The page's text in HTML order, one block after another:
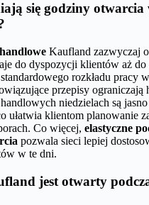
się godziny otwarcia
Kaufland zazwyczaj
do dyspozycji klientów aż do
rozkładu pracy
przepisy ograniczają
niedzielach są
ułatwia klientom planowanie
Co więcej, elastyczne
pozwala sieci lepiej
w te dni.
jest otwarty